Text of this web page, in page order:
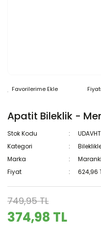
Apatit Bileklik -
Stok Kodu
Kategori
Marka
Maranki
Fiyat
624,96
749,95 TL
374,98 TL